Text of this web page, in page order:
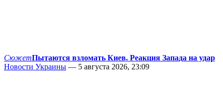
СюжетПытаются взломать Киев. Реакция Запада на удар
Новости Украины — 5 августа 2026, 23:09